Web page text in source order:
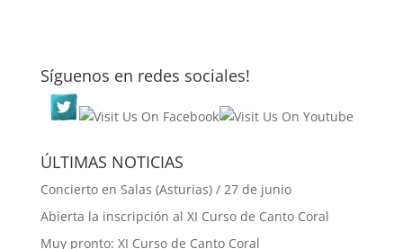
Síguenos en redes sociales!
ÚLTIMAS NOTICIAS
Concierto en Salas (Asturias) / 27 de junio
Abierta la inscripción al XI Curso de Canto Coral
Muy pronto: XI Curso de Canto Coral